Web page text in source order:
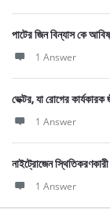
পাটের জিন বিন্যাস কে
1 Answer
ভেক্টর, যা রোগের
1 Answer
নাইট্রোজেন স্থিতিকরণকারী
1 Answer